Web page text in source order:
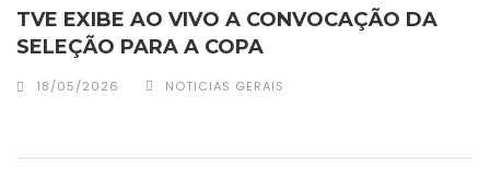
TVE EXIBE AO VIVO A CONVOCAÇÃO DA
SELEÇÃO PARA A COPA
18/05/2026 NOTICIAS GERAIS